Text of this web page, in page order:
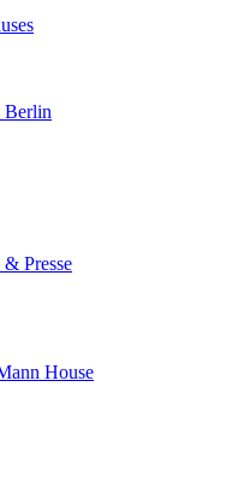
Presse
House